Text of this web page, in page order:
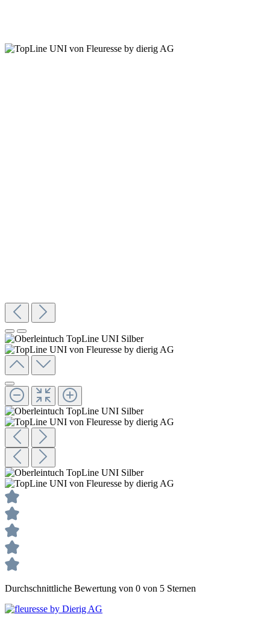
Durchschnittliche Bewertung von 0 von 5 Sternen